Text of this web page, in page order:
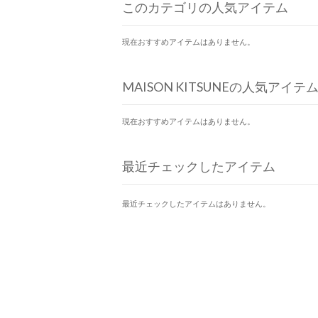
このカテゴリの人気アイテム
現在おすすめアイテムはありません。
MAISON KITSUNEの人気アイテム
現在おすすめアイテムはありません。
最近チェックしたアイテム
最近チェックしたアイテムはありません。